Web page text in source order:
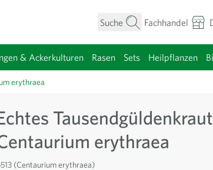
Suche
Fachhandel
& Ackerkulturen Rasen Sets Heilpflanzen
erythraea
erythraea
(Centaurium erythraea)